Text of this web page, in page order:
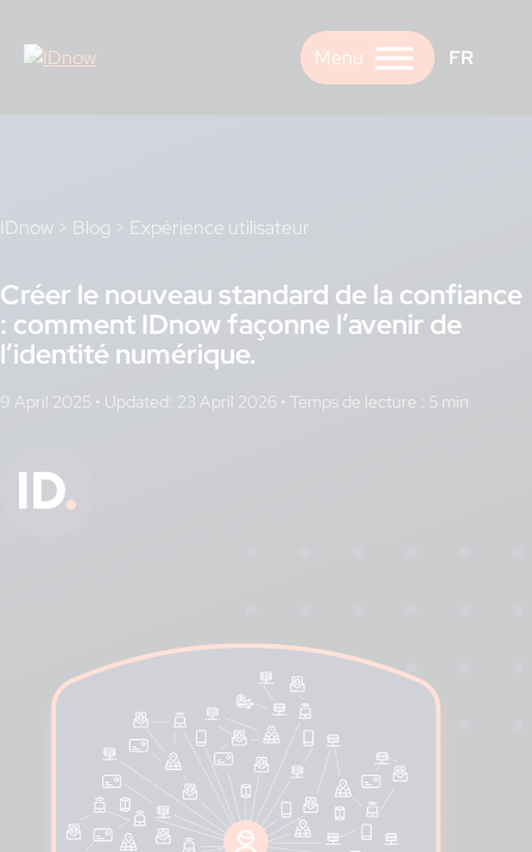
content
FR
IDnow > Blog > Expérience utilisateur
Créer le nouveau standard de la confiance
: comment IDnow façonne l’avenir de
l’identité numérique.
9 April 2025 • Updated: 23 April 2026 •